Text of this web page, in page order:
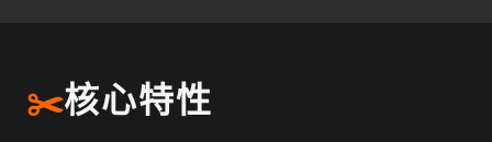
✂️核心特性